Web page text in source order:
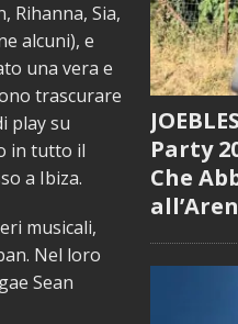
Rihanna, Sia,
alcuni), e
una vera e
trascurare
play su
in tutto il
a Ibiza.
musicali,
Nel loro
Sean
Party
Che